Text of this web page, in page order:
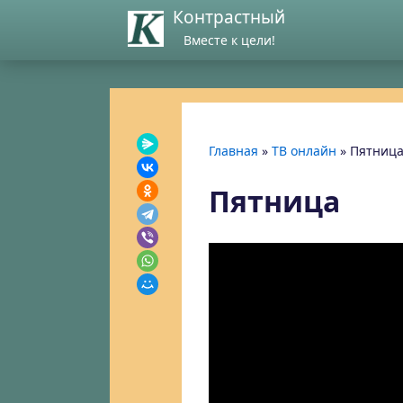
Контрастный
Вместе к цели!
Главная » ТВ онлайн » Пятница
Пятница